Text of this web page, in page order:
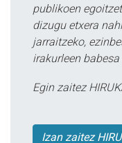
publikoen
dizugu etxera
jarraitzeko,
irakurleen
Egin zaitez
Izan zaitez